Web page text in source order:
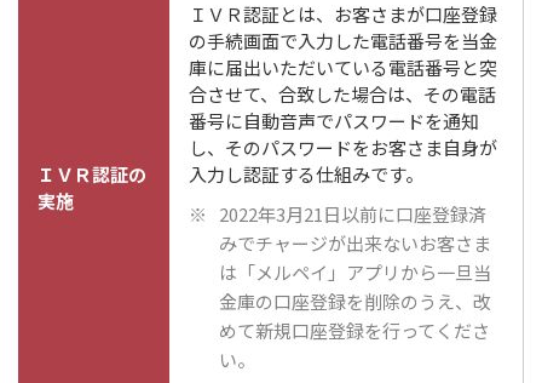
ＩＶＲ認証の
実施
ＩＶＲ認証とは、お客さまが口座登録
の手続画面で入力した電話番号を当金
庫に届出いただいている電話番号と突
合させて、合致した場合は、その電話
番号に自動音声でパスワードを通知
し、そのパスワードをお客さま自身が
入力し認証する仕組みです。
2022年3月21日以前に口座登録済
みでチャージが出来ないお客さま
は「メルペイ」アプリから一旦当
金庫の口座登録を削除のうえ、改
めて新規口座登録を行ってくださ
い。